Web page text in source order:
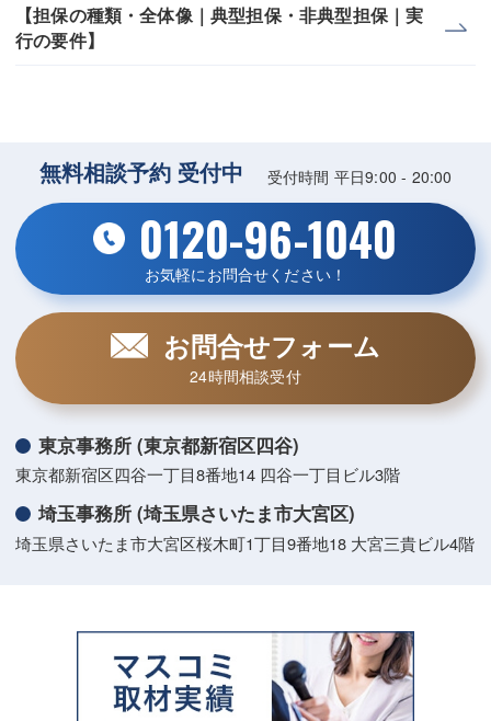
【担保の種類・全体像｜典型担保・非典型担保｜実
行の要件】
無料相談予約 受付中 受付時間 平日9:00 - 20:00
0120-96-1040
お気軽にお問合せください！
お問合せフォーム
24時間相談受付
東京事務所 (東京都新宿区四谷)
東京都新宿区四谷一丁目8番地14 四谷一丁目ビル3階
埼玉事務所 (埼玉県さいたま市大宮区)
埼玉県さいたま市大宮区桜木町1丁目9番地18 大宮三貴ビル4階